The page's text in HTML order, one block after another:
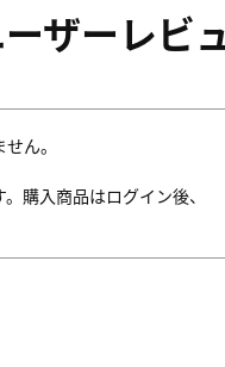
ザーレビ
ん。
購入商品はログイン後、